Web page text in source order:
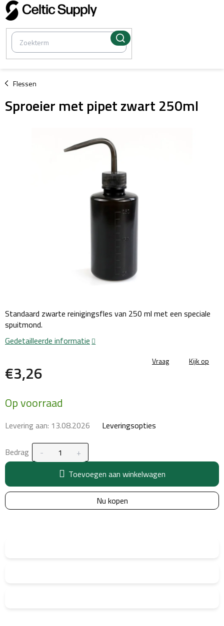
Overslaan
naar
inhoud
Flessen
/
Sproeier met pipet zwart 250ml
€3,26
prijs:
Op voorraad
Levering aan: 13.08.2026 Leveringsopties
Bedrag
Toevoegen aan winkelwagen
Nu kopen
Standaard zwarte reinigingsfles van 250 ml met een speciale
spuitmond.
Gedetailleerde informatie
Vraag Kijk op